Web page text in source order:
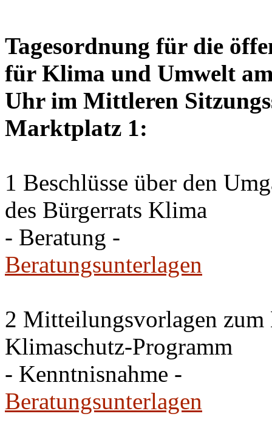
Tagesordnung für die
für Klima und Umwelt
Uhr im Mittleren
Marktplatz 1:
1 Beschlüsse über den
des Bürgerrats Klima
- Beratung -
Beratungsunterlagen
2 Mitteilungsvorlagen zum
Klimaschutz-Programm
- Kenntnisnahme -
Beratungsunterlagen